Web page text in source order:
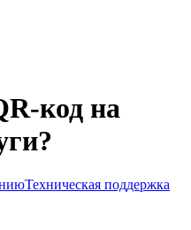
код на
Техническая поддержка